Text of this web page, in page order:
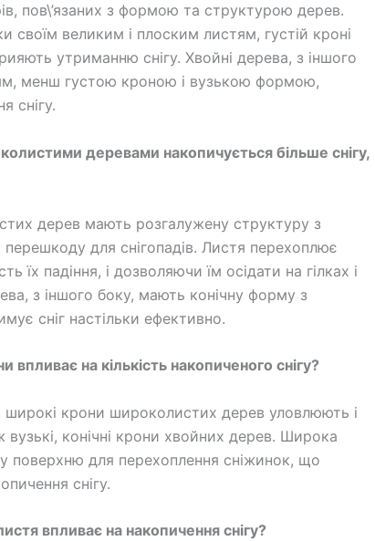
пов\’язаних з формою та структурою дерев.
своїм великим і плоским листям, густій кроні
утриманню снігу. Хвойні дерева, з іншого
менш густою кроною і вузькою формою,
снігу.
деревами накопичується більше снігу,
дерев мають розгалужену структуру з
для снігопадів. Листя перехоплює
їх падіння, і дозволяючи їм осідати на гілках і
з іншого боку, мають конічну форму з
сніг настільки ефективно.
на кількість накопиченого снігу?
широкі крони широколистих дерев уловлюють і
вузькі, конічні крони хвойних дерев. Широка
поверхню для перехоплення сніжинок, що
снігу.
впливає на накопичення снігу?